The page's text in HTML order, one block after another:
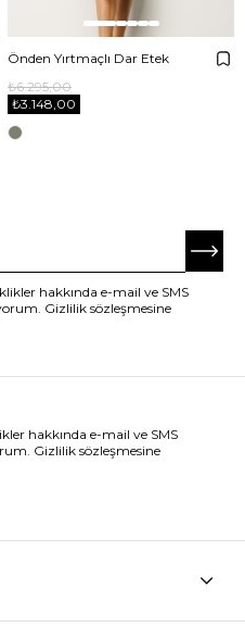
Önden Yırtmaçlı Dar Etek
₺3.148,00
₺6.295,00
hakkında e-mail ve SMS
Gizlilik sözleşmesine
hakkında e-mail ve SMS
Gizlilik sözleşmesine